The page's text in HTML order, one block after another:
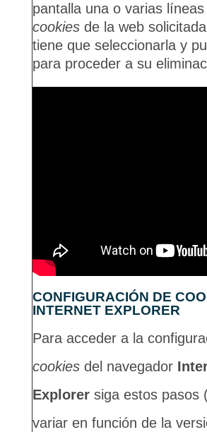
pantalla una o varias
cookiesde la web
tiene que seleccionarla y
para proceder a su
CONFIGURACIÓN DE
INTERNET EXPLORER
Para acceder a la
cookiesdel navegador
Explorersiga estos pasos
variar en función de la